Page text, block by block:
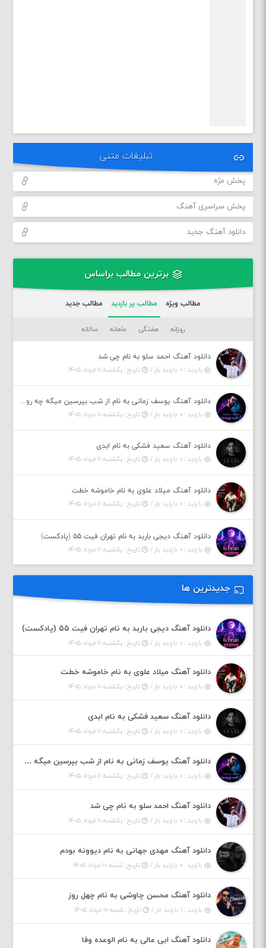
تبلیغات متنی
پخش مژه
پخش سراسری آهنگ
دانلود آهنگ جدید
برترین مطالب براساس
مطالب ویژه مطالب پر بازدید مطالب جدید
روزانه هفتگی ماهانه سالانه
دانلود آهنگ احمد سلو به نام چی شد
بازدید : ۰ بازدید بار /
تاریخ : یکشنبه ۱۱ مرداد ۱۴۰۵
دانلود آهنگ یوسف زمانی به نام از شب بپرسین میگه چه روزگاری دارم
بازدید : ۰ بازدید بار /
تاریخ : یکشنبه ۱۱ مرداد ۱۴۰۵
دانلود آهنگ سعید فشکی به نام ابدی
بازدید : ۰ بازدید بار /
تاریخ : یکشنبه ۱۱ مرداد ۱۴۰۵
دانلود آهنگ میلاد علوی به نام خاموشه خطت
بازدید : ۰ بازدید بار /
تاریخ : یکشنبه ۱۱ مرداد ۱۴۰۵
دانلود آهنگ دیجی باربد به نام تهران فیت ۵۵ (پادکست)
بازدید : ۰ بازدید بار /
تاریخ : یکشنبه ۱۱ مرداد ۱۴۰۵
جدیدترین ها
دانلود آهنگ دیجی باربد به نام تهران فیت ۵۵ (پادکست)
بازدید : ۰ بازدید بار / تاریخ : یکشنبه ۱۱ مرداد ۱۴۰۵
دانلود آهنگ میلاد علوی به نام خاموشه خطت
بازدید : ۰ بازدید بار / تاریخ : یکشنبه ۱۱ مرداد ۱۴۰۵
دانلود آهنگ سعید فشکی به نام ابدی
بازدید : ۰ بازدید بار / تاریخ : یکشنبه ۱۱ مرداد ۱۴۰۵
دانلود آهنگ یوسف زمانی به نام از شب بپرسین میگه چه روزگاری دارم
بازدید : ۰ بازدید بار / تاریخ : یکشنبه ۱۱ مرداد ۱۴۰۵
دانلود آهنگ احمد سلو به نام چی شد
بازدید : ۰ بازدید بار / تاریخ : یکشنبه ۱۱ مرداد ۱۴۰۵
دانلود آهنگ مهدی جهانی به نام دیوونه بودم
بازدید : ۰ بازدید بار / تاریخ : شنبه ۱۰ مرداد ۱۴۰۵
دانلود آهنگ محسن چاوشی به نام چهل روز
بازدید : ۱ بازدید بار / تاریخ : شنبه ۱۰ مرداد ۱۴۰۵
دانلود آهنگ ابی عالی به نام الوعده وفا